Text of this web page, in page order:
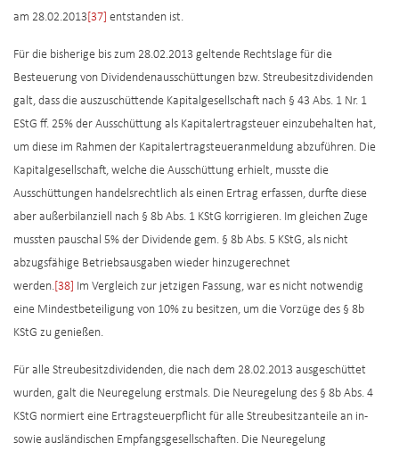
am 28.02.2013 [37] entstanden ist.
Für die bisherige bis zum 28.02.2013 geltende Rechtslage für die
Besteuerung von Dividendenausschüttungen bzw. Streubesitzdividenden
galt, dass die auszuschüttende Kapitalgesellschaft nach § 43 Abs. 1 Nr. 1
EStG ff. 25% der Ausschüttung als Kapitalertragsteuer einzubehalten hat,
um diese im Rahmen der Kapitalertragsteueranmeldung abzuführen. Die
Kapitalgesellschaft, welche die Ausschüttung erhielt, musste die
Ausschüttungen handelsrechtlich als einen Ertrag erfassen, durfte diese
aber außerbilanziell nach § 8b Abs. 1 KStG korrigieren. Im gleichen Zuge
mussten pauschal 5% der Dividende gem. § 8b Abs. 5 KStG, als nicht
abzugsfähige Betriebsausgaben wieder hinzugerechnet
werden. [38] Im Vergleich zur jetzigen Fassung, war es nicht notwendig
eine Mindestbeteiligung von 10% zu besitzen, um die Vorzüge des § 8b
KStG zu genießen.
Für alle Streubesitzdividenden, die nach dem 28.02.2013 ausgeschüttet
wurden, galt die Neuregelung erstmals. Die Neuregelung des § 8b Abs. 4
KStG normiert eine Ertragsteuerpflicht für alle Streubesitzanteile an in-
sowie ausländischen Empfangsgesellschaften. Die Neuregelung